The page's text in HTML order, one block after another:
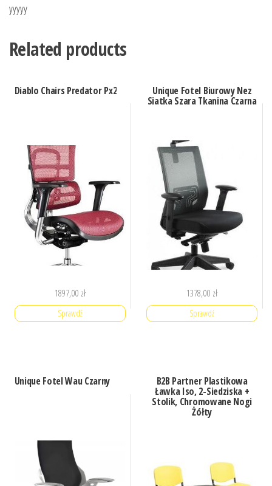
yyyyy
Related products
Diablo Chairs Predator Px2
1897,00 zł
Sprawdź
Unique Fotel Biurowy Nez
Siatka Szara Tkanina Czarna
1378,00 zł
Sprawdź
Unique Fotel Wau Czarny B2B Partner Plastikowa
Ławka Iso, 2-Siedziska +
Stolik, Chromowane Nogi
Żółty